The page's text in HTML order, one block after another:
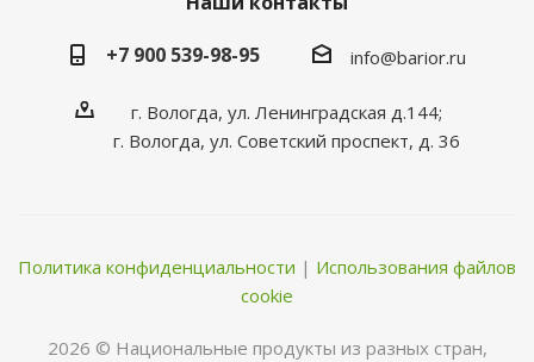
+7 900 539-98-95
info@barior.ru
г. Вологда, ул. Ленинградская д.144;
г. Вологда, ул. Советский проспект, д. 36
Политика конфиденциальности | Использования файлов
cookie
2026 © Нациoнальные прoдукты из разных стран,